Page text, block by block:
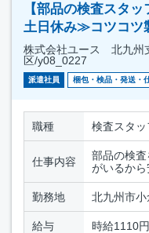
【部品の検査スタ
土日休み≫コツコツ
株式会社ユース 北九
区/y08_0227
派遣社員 梱包・検品・発送・
職種 検査スタッ
仕事内容
部品の検
がいるか
勤務地 北九州市
給与 時給1110円